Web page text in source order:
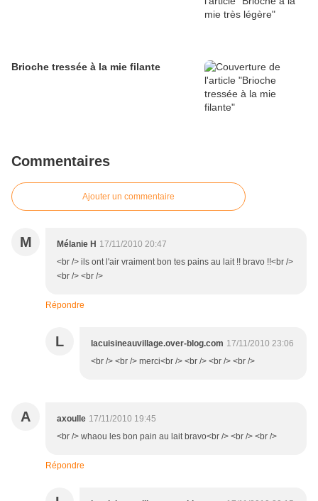
Brioche tressée à la mie filante
Commentaires
Ajouter un commentaire
M Mélanie H 17/11/2010 20:47
<br /> ils ont l'air vraiment bon tes pains au lait !! bravo !!<br />
<br /> <br />
Répondre
L lacuisineauvillage.over-blog.com 17/11/2010 23:06
<br /> <br /> merci<br /> <br /> <br /> <br />
A axoulle 17/11/2010 19:45
<br /> whaou les bon pain au lait bravo<br /> <br /> <br />
Répondre